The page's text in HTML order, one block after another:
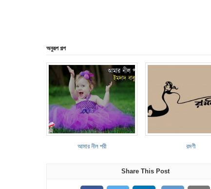
অনুরূপ গল্প
আমার নীল পরী রমণী
Share This Post